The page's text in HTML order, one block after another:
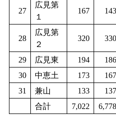
27
広見第
１
167 143
28
広見第
２
320 330
29 広見東 194 186
30
中恵土 173 167
31
兼山 133 137
合計
7,022 6,778